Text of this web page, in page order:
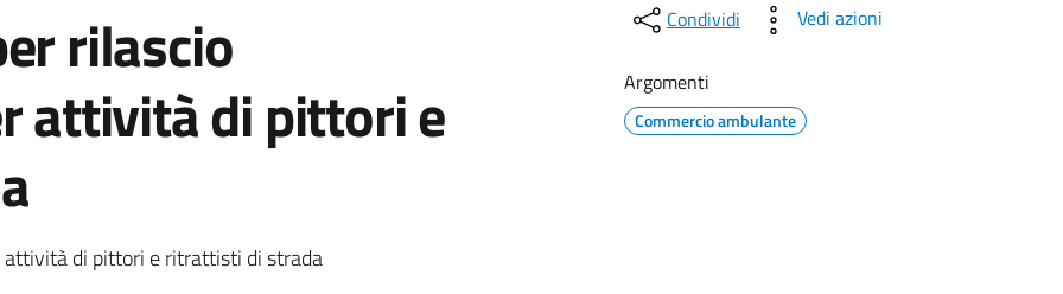
rilascio
attività di pittori e
attività di pittori e ritrattisti di strada
Condividi Vedi azioni
Argomenti
Commercio ambulante